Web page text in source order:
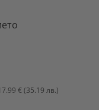
€(35.19 лв.)